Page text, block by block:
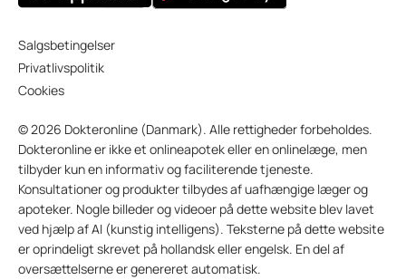
Salgsbetingelser
Privatlivspolitik
Cookies
© 2026 Dokteronline (Danmark). Alle rettigheder forbeholdes.
Dokteronline er ikke et onlineapotek eller en onlinelæge, men
tilbyder kun en informativ og faciliterende tjeneste.
Konsultationer og produkter tilbydes af uafhængige læger og
apoteker. Nogle billeder og videoer på dette website blev lavet
ved hjælp af AI (kunstig intelligens). Teksterne på dette website
er oprindeligt skrevet på hollandsk eller engelsk. En del af
oversættelserne er genereret automatisk.